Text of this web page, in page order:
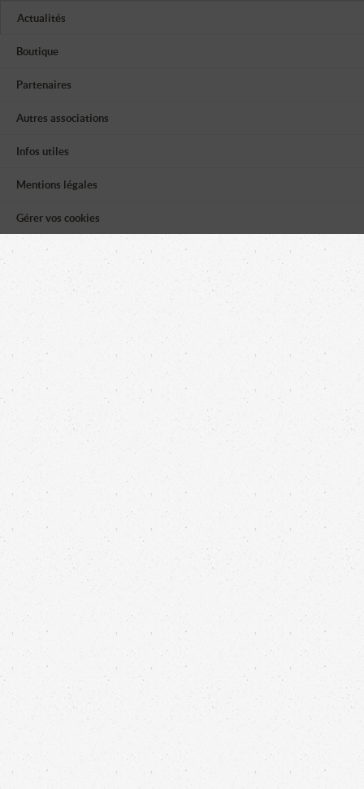
Actualités
Boutique
Partenaires
Autres associations
Infos utiles
Mentions légales
Gérer vos cookies